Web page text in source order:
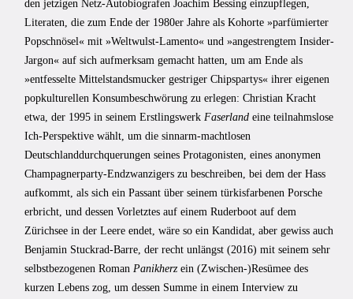
den jetzigen Netz-Autobiografen Joachim Bessing einzupflegen,
Literaten, die zum Ende der 1980er Jahre als Kohorte »parfümierter
Popschnösel« mit »Weltwulst-Lamento« und »angestrengtem Insider-
Jargon« auf sich aufmerksam gemacht hatten, um am Ende als
»entfesselte Mittelstandsmucker gestriger Chipspartys« ihrer eigenen
popkulturellen Konsumbeschwörung zu erlegen: Christian Kracht
etwa, der 1995 in seinem Erstlingswerk Faserland eine teilnahmslose
Ich-Perspektive wählt, um die sinnarm-machtlosen
Deutschlanddurchquerungen seines Protagonisten, eines anonymen
Champagnerparty-Endzwanzigers zu beschreiben, bei dem der Hass
aufkommt, als sich ein Passant über seinem türkisfarbenen Porsche
erbricht, und dessen Vorletztes auf einem Ruderboot auf dem
Zürichsee in der Leere endet, wäre so ein Kandidat, aber gewiss auch
Benjamin Stuckrad-Barre, der recht unlängst (2016) mit seinem sehr
selbstbezogenen Roman Panikherzein (Zwischen-)Resümee des
kurzen Lebens zog, um dessen Summe in einem Interview zu